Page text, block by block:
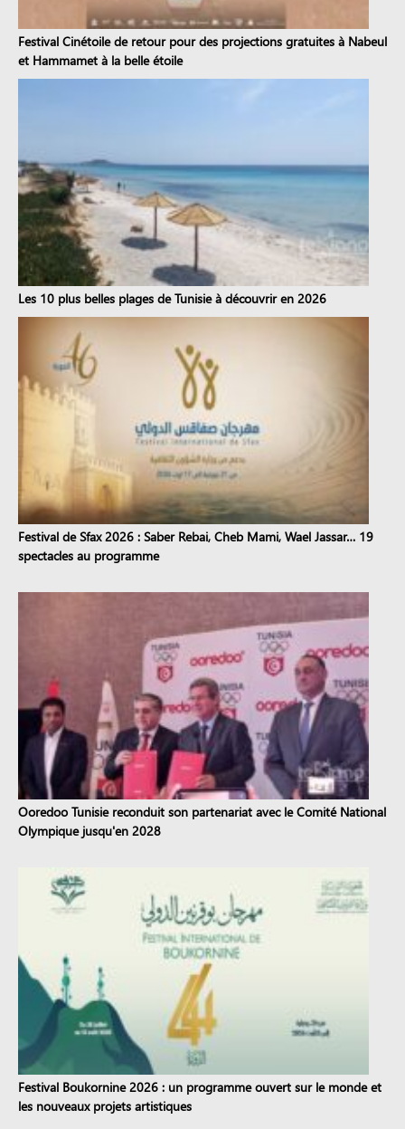
Festival Cinétoile de retour pour des projections gratuites à Nabeul
et Hammamet à la belle étoile
Les 10 plus belles plages de Tunisie à découvrir en 2026
Festival de Sfax 2026 : Saber Rebai, Cheb Mami, Wael Jassar… 19
spectacles au programme
Ooredoo Tunisie reconduit son partenariat avec le Comité National
Olympique jusqu'en 2028
Festival Boukornine 2026 : un programme ouvert sur le monde et
les nouveaux projets artistiques